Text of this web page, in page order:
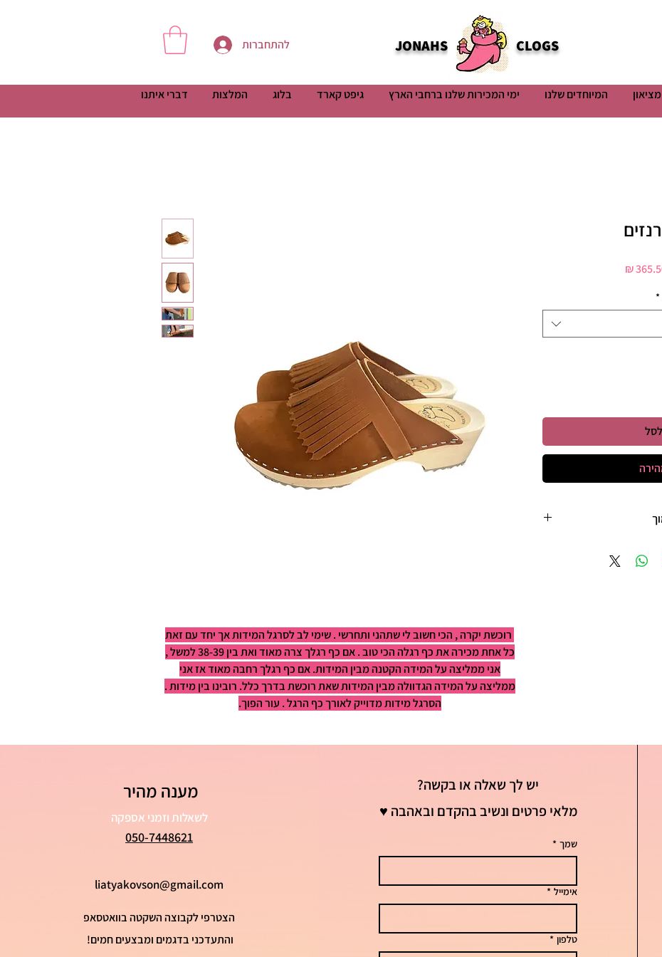
להתחברות JONAHS CLOGS
מציאון המיוחדים שלנו ימי המכירות שלנו ברחבי הארץ גיפט קארד בלוג המלצות דברי איתנו
רוכשת יקרה , הכי חשוב לי שתהני ותחרשי . שימי לב לסרגל המידות אך יחד עם זאת
כל אחת מכירה את כף רגלה הכי טוב . אם כף רגלך צרה מאוד ואת בין 38-39 למשל ,
אני ממליצה על המידה הקטנה מבין המידות. אם כף רגלך רחבה מאוד אז אני
ממליצה על המידה הגדוולה מבין המידות שאת רוכשת בדרך כלל. רובינו בין מידות .
הסרגל מידות מדוייק לאורך כף הרגל . עור הפוך.
*
מענה מהיר
לשאלות וזמני אספקה
050-7448621
liatyakovson@gmail.com
הצטרפי לקבוצה השקטה בוואטסאפ
והתעדכני בדגמים ומבצעים חמים!
יש לך שאלה או בקשה?
מלאי פרטים ונשיב בהקדם ובאהבה ♥
שמך *
אימייל *
טלפון *